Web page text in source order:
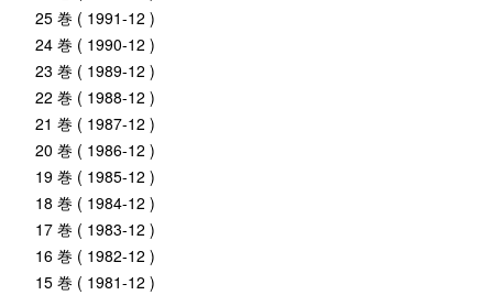
25 巻 ( 1991-12 )
24 巻 ( 1990-12 )
23 巻 ( 1989-12 )
22 巻 ( 1988-12 )
21 巻 ( 1987-12 )
20 巻 ( 1986-12 )
19 巻 ( 1985-12 )
18 巻 ( 1984-12 )
17 巻 ( 1983-12 )
16 巻 ( 1982-12 )
15 巻 ( 1981-12 )